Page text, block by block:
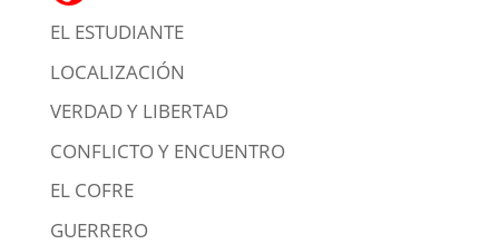
EL ESTUDIANTE
LOCALIZACIÓN
VERDAD Y LIBERTAD
CONFLICTO Y ENCUENTRO
EL COFRE
GUERRERO